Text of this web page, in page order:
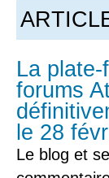
La plate-
forums
le 28
Le blog et